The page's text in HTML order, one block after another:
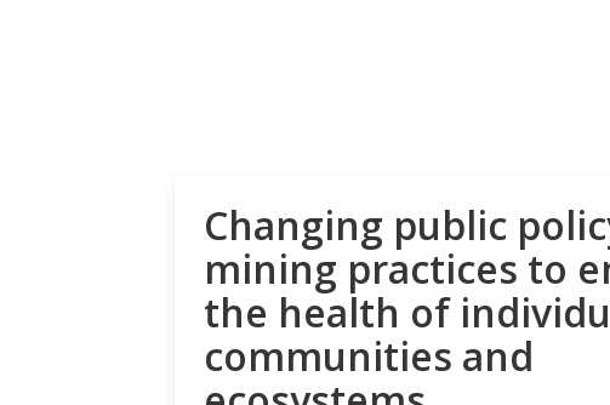
Changing public
mining practices to
the health of
communities and